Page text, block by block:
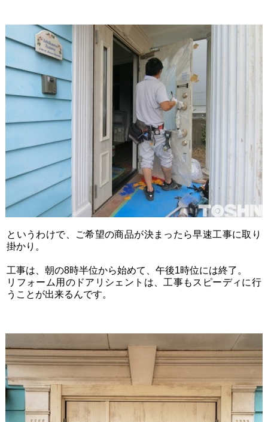
というわけで、ご希望の商品が決まったら早速工事に取り
掛かり。
工事は、朝の8時半位から始めて、午後1時位には終了。
リフォーム用のドアリシェントは、工事もスピーディに行
うことが出来るんです。